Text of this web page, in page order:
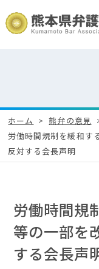
ホーム
熊弁の意見
労働時間規制を緩和す
反対する会長声明
労働時間規
等の一部を
する会長声